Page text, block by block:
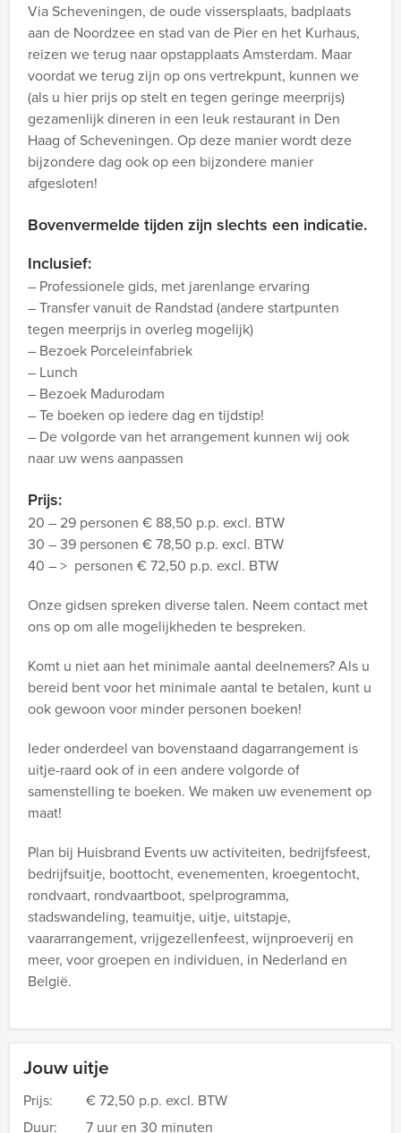
Jouw uitje
Prijs:
€ 72,50 p.p. excl. BTW
Duur:
7 uur en 30 minuten
Via Scheveningen, de oude vissersplaats, badplaats
aan de Noordzee en stad van de Pier en het Kurhaus,
reizen we terug naar opstapplaats Amsterdam. Maar
voordat we terug zijn op ons vertrekpunt, kunnen we
(als u hier prijs op stelt en tegen geringe meerprijs)
gezamenlijk dineren in een leuk restaurant in Den
Haag of Scheveningen. Op deze manier wordt deze
bijzondere dag ook op een bijzondere manier
afgesloten!
Bovenvermelde tijden zijn slechts een indicatie.
Inclusief:
– Professionele gids, met jarenlange ervaring
– Transfer vanuit de Randstad (andere startpunten
tegen meerprijs in overleg mogelijk)
– Bezoek Porceleinfabriek
– Lunch
– Bezoek Madurodam
– Te boeken op iedere dag en tijdstip!
– De volgorde van het arrangement kunnen wij ook
naar uw wens aanpassen
Prijs:
20 – 29 personen € 88,50 p.p. excl. BTW
30 – 39 personen € 78,50 p.p. excl. BTW
40 – > personen € 72,50 p.p. excl. BTW
Onze gidsen spreken diverse talen. Neem contact met
ons op om alle mogelijkheden te bespreken.
Komt u niet aan het minimale aantal deelnemers? Als u
bereid bent voor het minimale aantal te betalen, kunt u
ook gewoon voor minder personen boeken!
Ieder onderdeel van bovenstaand dagarrangement is
uitje-raard ook of in een andere volgorde of
samenstelling te boeken. We maken uw evenement op
maat!
Plan bij Huisbrand Events uw activiteiten, bedrijfsfeest,
bedrijfsuitje, boottocht, evenementen, kroegentocht,
rondvaart, rondvaartboot, spelprogramma,
stadswandeling, teamuitje, uitje, uitstapje,
vaararrangement, vrijgezellenfeest, wijnproeverij en
meer, voor groepen en individuen, in Nederland en
België.